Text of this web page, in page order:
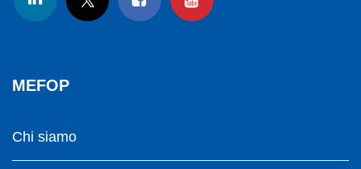
MEFOP
Chi siamo